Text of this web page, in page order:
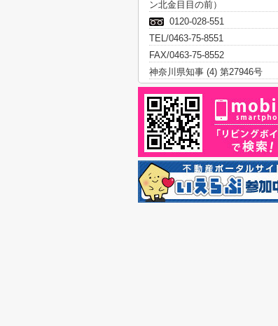
ン北金目目の前）
0120-028-551
TEL/0463-75-8551
FAX/0463-75-8552
神奈川県知事 (4) 第27946号